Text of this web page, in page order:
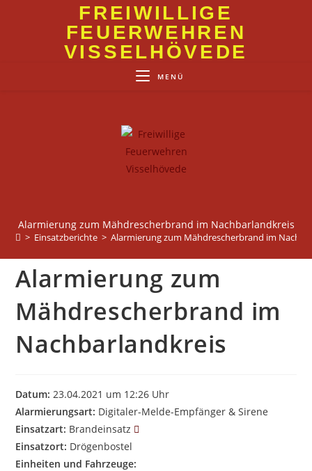
FREIWILLIGE
FEUERWEHREN
VISSELHÖVEDE
MENÜ
Alarmierung zum Mähdrescherbrand im Nachbarlandkreis
> Einsatzberichte > Alarmierung zum Mähdrescherbrand im
Alarmierung zum
Mähdrescherbrand im
Nachbarlandkreis
Datum: 23.04.2021 um 12:26 Uhr
Alarmierungsart: Digitaler-Melde-Empfänger & Sirene
Einsatzart: Brandeinsatz
Einsatzort: Drögenbostel
Einheiten und Fahrzeuge: